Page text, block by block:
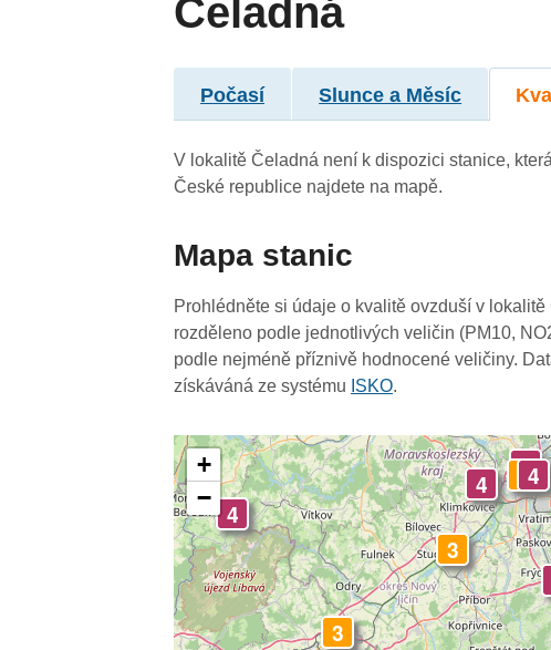
Čeladná
Počasí Slunce a Měsíc
V lokalitě Čeladná není k dispozici stanice,
České republice najdete na mapě.
Mapa stanic
Prohlédněte si údaje o kvalitě ovzduší v
rozděleno podle jednotlivých veličin (PM10,
podle nejméně příznivě hodnocené veličiny.
získáváná ze systému ISKO.
3
4
4 34
4
3
+
−